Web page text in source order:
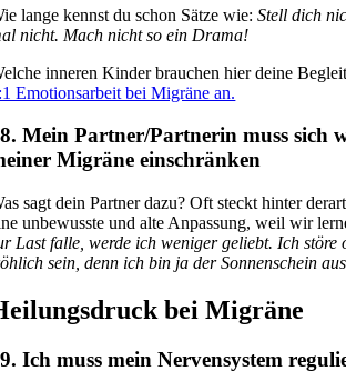
lange kennst du schon Sätze wie:Stell dich
nicht. Mach nicht so ein Drama!
inneren Kinder brauchen hier deine
Emotionsarbeit bei Migräne an.
Mein Partner/Partnerin muss sich
Migräne einschränken
sagt dein Partner dazu? Oft steckt hinter
unbewusste und alte Anpassung, weil wir
Last falle, werde ich weniger geliebt. Ich störe
sein, denn ich bin ja der Sonnenschein
bei Migräne
Ich muss mein Nervensystem